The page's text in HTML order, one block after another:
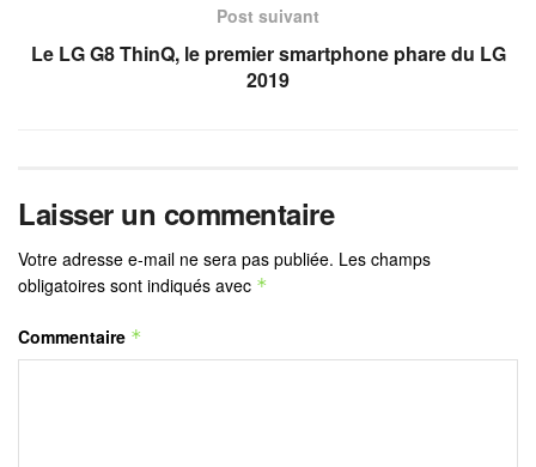
Post suivant
Le LG G8 ThinQ, le premier smartphone phare du LG
2019
Laisser un commentaire
Votre adresse e-mail ne sera pas publiée. Les champs
obligatoires sont indiqués avec *
Commentaire *